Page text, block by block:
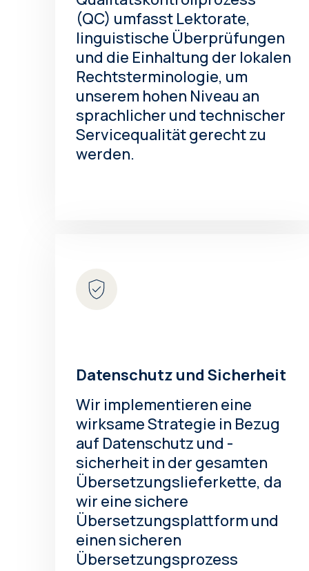
(QC) umfasst Lektorate,
linguistische Überprüfungen
und die Einhaltung der lokalen
Rechtsterminologie, um
unserem hohen Niveau an
sprachlicher und technischer
Servicequalität gerecht zu
werden.
Datenschutz und Sicherheit
Wir implementieren eine
wirksame Strategie in Bezug
auf Datenschutz und -
sicherheit in der gesamten
Übersetzungslieferkette, da
wir eine sichere
Übersetzungsplattform und
einen sicheren
Übersetzungsprozess